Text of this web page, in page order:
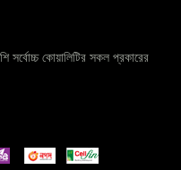
সর্বোচ্চ কোয়ালিটির সকল প্রকারের